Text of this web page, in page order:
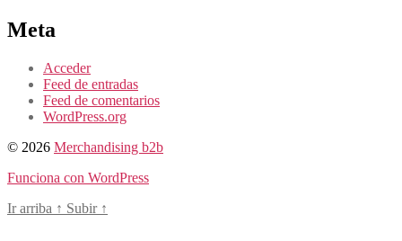
Meta
Acceder
Feed de entradas
Feed de comentarios
WordPress.org
© 2026 Merchandising b2b
Funciona con WordPress
Ir arriba ↑ Subir ↑